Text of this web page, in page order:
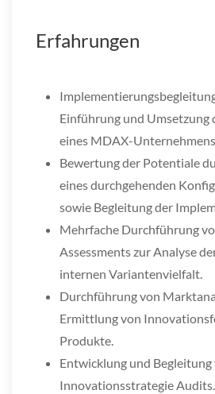
Erfahrungen
Einführung und Umsetzung
eines MDAX-
Bewertung der Potentiale
eines durchgehenden
sowie Begleitung der
Mehrfache Durchführung
Assessments zur Analyse
internen Variantenvielfalt.
Durchführung von
Ermittlung von
Produkte.
Entwicklung und Begleitung
Innovationsstrategie Audits.